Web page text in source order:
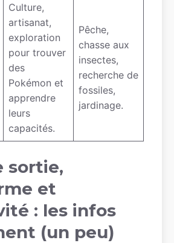
Culture,
artisanat,
exploration
pour trouver
des
Pokémon et
apprendre
leurs
capacités.
Pêche,
chasse aux
insectes,
recherche de
fossiles,
jardinage.
sortie,
et
: les infos
(un peu)